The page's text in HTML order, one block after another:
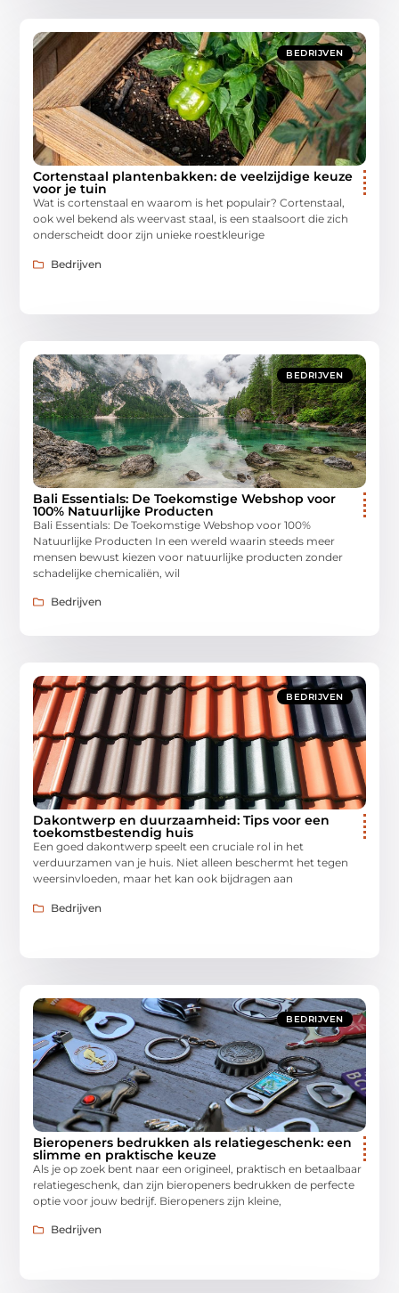
BEDRIJVEN
Cortenstaal plantenbakken: de veelzijdige keuze
voor je tuin
Wat is cortenstaal en waarom is het populair? Cortenstaal,
ook wel bekend als weervast staal, is een staalsoort die zich
onderscheidt door zijn unieke roestkleurige
Bedrijven
BEDRIJVEN
Bali Essentials: De Toekomstige Webshop voor
100% Natuurlijke Producten
Bali Essentials: De Toekomstige Webshop voor 100%
Natuurlijke Producten In een wereld waarin steeds meer
mensen bewust kiezen voor natuurlijke producten zonder
schadelijke chemicaliën, wil
Bedrijven
BEDRIJVEN
Dakontwerp en duurzaamheid: Tips voor een
toekomstbestendig huis
Een goed dakontwerp speelt een cruciale rol in het
verduurzamen van je huis. Niet alleen beschermt het tegen
weersinvloeden, maar het kan ook bijdragen aan
Bedrijven
BEDRIJVEN
Bieropeners bedrukken als relatiegeschenk: een
slimme en praktische keuze
Als je op zoek bent naar een origineel, praktisch en betaalbaar
relatiegeschenk, dan zijn bieropeners bedrukken de perfecte
optie voor jouw bedrijf. Bieropeners zijn kleine,
Bedrijven